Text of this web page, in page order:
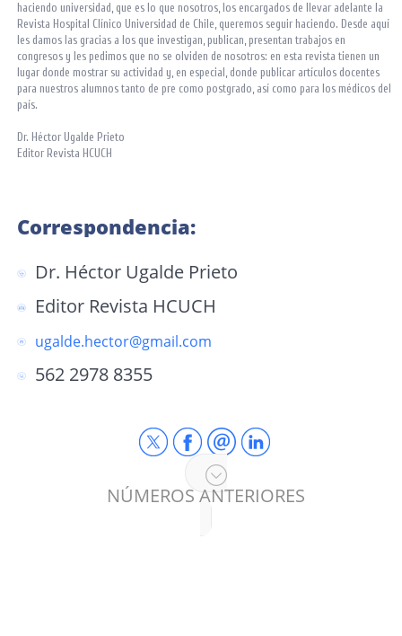
haciendo universidad, que es lo que nosotros, los encargados de llevar adelante la
Revista Hospital Clínico Universidad de Chile, queremos seguir haciendo. Desde aquí
les damos las gracias a los que investigan, publican, presentan trabajos en
congresos y les pedimos que no se olviden de nosotros: en esta revista tienen un
lugar donde mostrar su actividad y, en especial, donde publicar artículos docentes
para nuestros alumnos tanto de pre como postgrado, así como para los médicos del
país.
Dr. Héctor Ugalde Prieto
Editor Revista HCUCH
Correspondencia:
Dr. Héctor Ugalde Prieto
Editor Revista HCUCH
ugalde.hector@gmail.com
562 2978 8355
NÚMEROS ANTERIORES